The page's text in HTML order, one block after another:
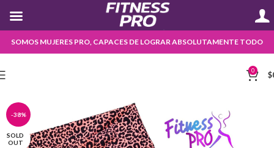
SOMOS MUJERES PRO, CAPACES DE LOGRAR ABSOLUTAMENTE TODO
0 $
-38%
SOLD
OUT